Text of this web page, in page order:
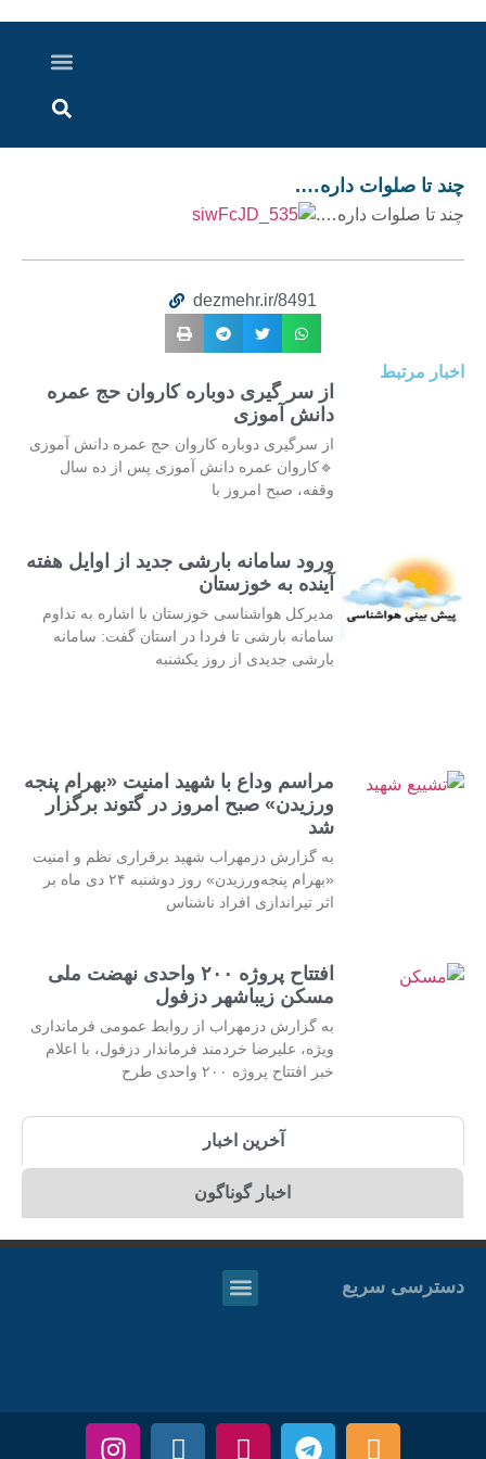
چند تا صلوات داره….
چند تا صلوات داره….
dezmehr.ir/8491
اخبار مرتبط
از سر گیری دوباره کاروان حج عمره
دانش آموزی
از سرگیری دوباره کاروان حج عمره دانش آموزی
🔹کاروان عمره دانش آموزی پس از ده سال
وقفه، صبح امروز با
ورود سامانه بارشی جدید از اوایل هفته
آینده به خوزستان
مدیرکل هواشناسی خوزستان با اشاره به تداوم
سامانه بارشی تا فردا در استان گفت: سامانه
بارشی جدیدی از روز یکشنبه
مراسم وداع با شهید امنیت «بهرام پنجه
ورزیدن» صبح امروز در گتوند برگزار
شد
به گزارش دزمهراب شهید برقراری نظم و امنیت
«بهرام پنجه‌ورزیدن» روز دوشنبه ۲۴ دی ماه بر
اثر تیراندازی افراد ناشناس
افتتاح پروژه ۲۰۰ واحدی نهضت ملی
مسکن زیباشهر دزفول
به گزارش دزمهراب از روابط عمومی فرمانداری
ویژه، علیرضا خردمند فرماندار دزفول، با اعلام
خبر افتتاح پروژه ۲۰۰ واحدی طرح
آخرین اخبار
اخبار گوناگون
دسترسی سریع